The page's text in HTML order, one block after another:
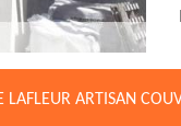
LAFLEUR ARTISAN